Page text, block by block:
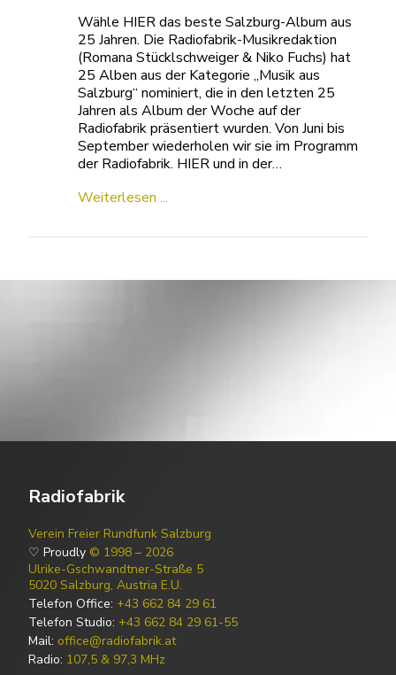
Wähle HIER das beste Salzburg-Album aus
25 Jahren. Die Radiofabrik-Musikredaktion
(Romana Stücklschweiger & Niko Fuchs) hat
25 Alben aus der Kategorie „Musik aus
Salzburg“ nominiert, die in den letzten 25
Jahren als Album der Woche auf der
Radiofabrik präsentiert wurden. Von Juni bis
September wiederholen wir sie im Programm
der Radiofabrik. HIER und in der…
Weiterlesen ...
Radiofabrik
Verein Freier Rundfunk Salzburg
♡ Proudly © 1998 – 2026
Ulrike-Gschwandtner-Straße 5
5020 Salzburg, Austria E.U.
Telefon Office: +43 662 84 29 61
Telefon Studio: +43 662 84 29 61-55
Mail: office@radiofabrik.at
Radio: 107,5 & 97,3 MHz